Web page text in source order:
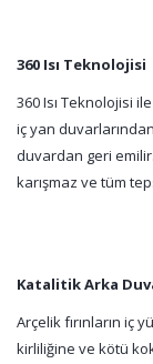
360 Isı Teknolojisi
360 Isı Teknolojisi
iç yan
duvardan geri
karışmaz ve tüm
Katalitik Arka
Arçelik fırınların iç
kirliliğine ve kötü